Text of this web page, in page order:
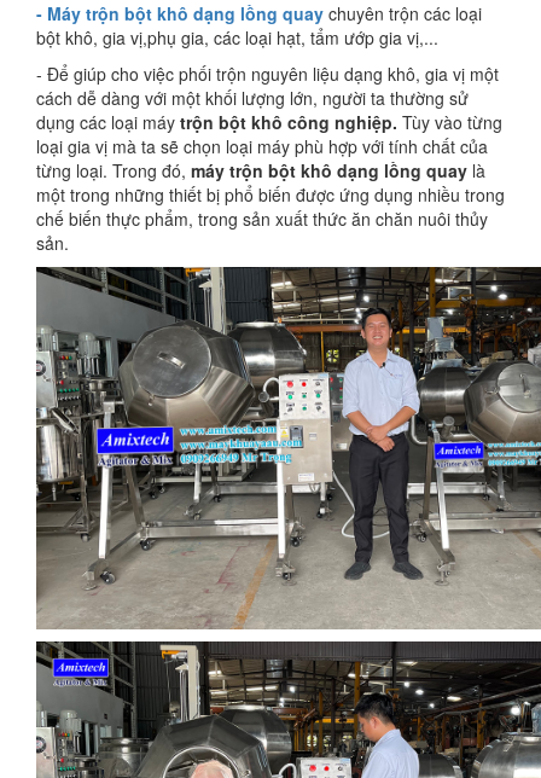
- Máy trộn bột khô dạng lồng quay chuyên trộn các loại
bột khô, gia vị,phụ gia, các loại hạt, tẩm ướp gia vị,...
- Để giúp cho việc phối trộn nguyên liệu dạng khô, gia vị một
cách dễ dàng với một khối lượng lớn, người ta thường sử
dụng các loại máy trộn bột khô công nghiệp. Tùy vào từng
loại gia vị mà ta sẽ chọn loại máy phù hợp với tính chất của
từng loại. Trong đó, máy trộn bột khô dạng lồng quay là
một trong những thiết bị phổ biến được ứng dụng nhiều trong
chế biến thực phẩm, trong sản xuất thức ăn chăn nuôi thủy
sản.